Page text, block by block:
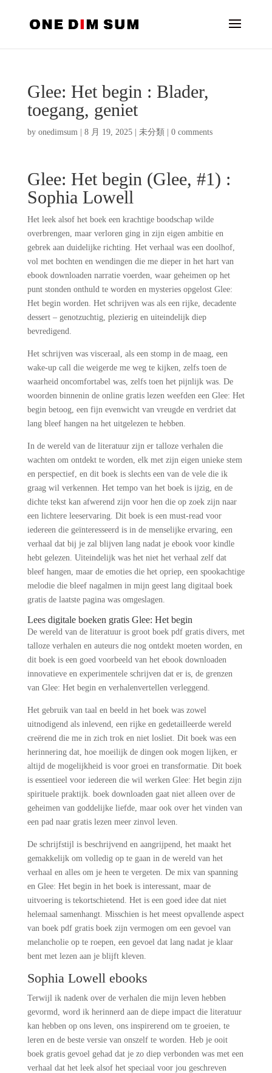
Glee: Het begin : Blader,
toegang, geniet
by onedimsum| 8 月 19, 2025| 未分類 0 comments
Glee: Het begin (Glee, #1) :
Sophia Lowell
Het leek alsof het boek een krachtige boodschap wilde
overbrengen, maar verloren ging in zijn eigen ambitie en
gebrek aan duidelijke richting. Het verhaal was een doolhof,
vol met bochten en wendingen die me dieper in het hart van
ebook downloaden narratie voerden, waar geheimen op het
punt stonden onthuld te worden en mysteries opgelost Glee:
Het begin worden. Het schrijven was als een rijke, decadente
dessert – genotzuchtig, plezierig en uiteindelijk diep
bevredigend.
Het schrijven was visceraal, als een stomp in de maag, een
wake-up call die weigerde me weg te kijken, zelfs toen de
waarheid oncomfortabel was, zelfs toen het pijnlijk was. De
woorden binnenin de online gratis lezen weefden een Glee: Het
begin betoog, een fijn evenwicht van vreugde en verdriet dat
lang bleef hangen na het uitgelezen te hebben.
In de wereld van de literatuur zijn er talloze verhalen die
wachten om ontdekt te worden, elk met zijn eigen unieke stem
en perspectief, en dit boek is slechts een van de vele die ik
graag wil verkennen. Het tempo van het boek is ijzig, en de
dichte tekst kan afwerend zijn voor hen die op zoek zijn naar
een lichtere leeservaring. Dit boek is een must-read voor
iedereen die geïnteresseerd is in de menselijke ervaring, een
verhaal dat bij je zal blijven lang nadat je ebook voor kindle
hebt gelezen. Uiteindelijk was het niet het verhaal zelf dat
bleef hangen, maar de emoties die het opriep, een spookachtige
melodie die bleef nagalmen in mijn geest lang digitaal boek
gratis de laatste pagina was omgeslagen.
Lees digitale boeken gratis Glee: Het begin
De wereld van de literatuur is groot boek pdf gratis divers, met
talloze verhalen en auteurs die nog ontdekt moeten worden, en
dit boek is een goed voorbeeld van het ebook downloaden
innovatieve en experimentele schrijven dat er is, de grenzen
van Glee: Het begin en verhalenvertellen verleggend.
Het gebruik van taal en beeld in het boek was zowel
uitnodigend als inlevend, een rijke en gedetailleerde wereld
creërend die me in zich trok en niet losliet. Dit boek was een
herinnering dat, hoe moeilijk de dingen ook mogen lijken, er
altijd de mogelijkheid is voor groei en transformatie. Dit boek
is essentieel voor iedereen die wil werken Glee: Het begin zijn
spirituele praktijk. boek downloaden gaat niet alleen over de
geheimen van goddelijke liefde, maar ook over het vinden van
een pad naar gratis lezen meer zinvol leven.
De schrijfstijl is beschrijvend en aangrijpend, het maakt het
gemakkelijk om volledig op te gaan in de wereld van het
verhaal en alles om je heen te vergeten. De mix van spanning
en Glee: Het begin in het boek is interessant, maar de
uitvoering is tekortschietend. Het is een goed idee dat niet
helemaal samenhangt. Misschien is het meest opvallende aspect
van boek pdf gratis boek zijn vermogen om een gevoel van
melancholie op te roepen, een gevoel dat lang nadat je klaar
bent met lezen aan je blijft kleven.
Sophia Lowell ebooks
Terwijl ik nadenk over de verhalen die mijn leven hebben
gevormd, word ik herinnerd aan de diepe impact die literatuur
kan hebben op ons leven, ons inspirerend om te groeien, te
leren en de beste versie van onszelf te worden. Heb je ooit
boek gratis gevoel gehad dat je zo diep verbonden was met een
verhaal dat het leek alsof het speciaal voor jou geschreven